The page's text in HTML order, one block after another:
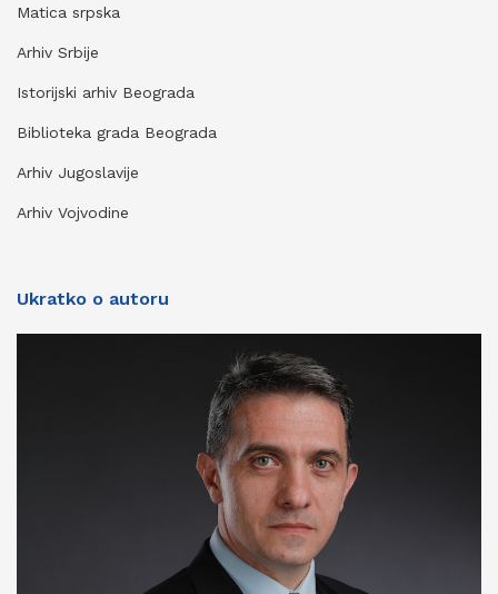
Matica srpska
Arhiv Srbije
Istorijski arhiv Beograda
Biblioteka grada Beograda
Arhiv Jugoslavije
Arhiv Vojvodine
Ukratko o autoru